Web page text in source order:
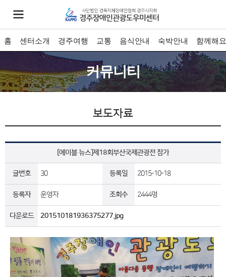
홈 센터소개 경주여행 교통 음식안내 숙박안내 함께해요
커뮤니티
보도자료
[에이블 뉴스]제18회부산국제관광전 참가
글번호 30 등록일 2015-10-18
등록자 운영자 조회수 2444명
다운로드 201510181936375277.jpg